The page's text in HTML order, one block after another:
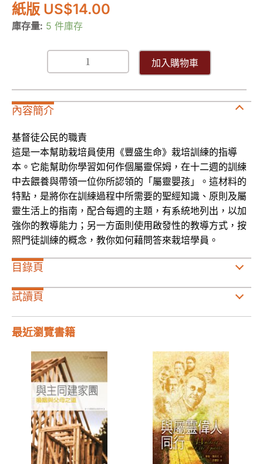
紙版 US$14.00
庫存量: 5 件庫存
加入購物車
內容簡介
基督徒公民的職責
這是一本幫助栽培員使用《豐盛生命》栽培訓練的指導
本。它能幫助你學習如何作個屬靈保姆，在十二週的訓練
中去餵養與帶領一位你所認領的「屬靈嬰孩」。這材料的
特點，是將你在訓練過程中所需要的聖經知識、原則及屬
靈生活上的指南，配合每週的主題，有系統地列出，以加
強你的教導能力；另一方面則使用啟發性的教導方式，按
照門徒訓練的概念，教你如何藉問答來栽培學員。
目錄頁
試讀頁
最近瀏覽書籍